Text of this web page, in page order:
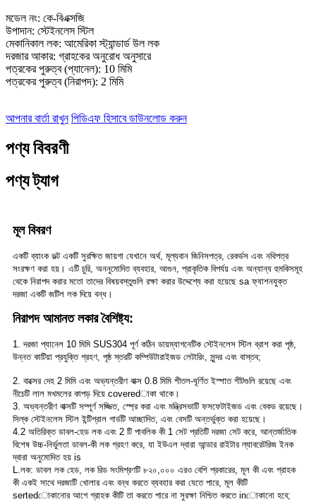
মডেল নং: কে-বিএক্সজি
উপাদান: স্টেইনলেস স্টিল
মেকানিকাল লক: আমেরিকা স্ট্যান্ডার্ড উল লক
দরজার আকার: গ্রাহকের অনুরোধ অনুসারে
পত্রকের পুরুত্ব (প্যানেল): 10 মিমি
পত্রকের পুরুত্ব (নিরাপদ): 2 মিমি
আপনার বার্তা রাখুন পিডিএফ হিসাবে ডাউনলোড করুন
পণ্য বিবরণী
পণ্য ট্যাগ
মূল বিবরণ
একটি ব্যাংক ভল্ট একটি সুরক্ষিত জায়গা যেখানে অর্থ, মূল্যবান জিনিসপত্র, রেকর্ডস এবং নথিপত্র
সংরক্ষণ করা হয়। এটি চুরি, অননুমোদিত ব্যবহার, আগুন, প্রাকৃতিক বিপর্যয় এবং অন্যান্য হুমকিসমূহ
থেকে নিরাপদ করার মতো তাদের বিষয়বস্তুগুলি রক্ষা করার উদ্দেশ্যে করা হয়েছে sa ফ্যাশনযুক্ত
দরজা একটি জটিল লক দিয়ে বন্ধ।
নিরাপদ আমানত লকার বৈশিষ্ট্য:
1. দরজা প্যানেল 10 মিমি SUS304 পূর্ণ কঠিন ডায়ম্যাগনেটিক স্টেইনলেস স্টিল ব্রাশ করা পৃষ্ঠ,
উন্নত কাটিয়া প্রযুক্তি গ্রহণ, পৃষ্ঠ স্তরটি কম্পিউটারাইজড লেটারিং, সুন্দর এবং বাস্তব;
2. বাক্সের দেহ 2 মিমি এবং অভ্যন্তরীণ বাক্স 0.8 মিমি শীতল-ঘূর্ণিত ইস্পাত শীটগুলি রয়েছে এবং
নীচেটি লাল মখমলের কাপড় দিয়ে coveredাকা থাকে।
3. অভ্যন্তরীণ বাক্সটি সম্পূর্ণ সজ্জিত, স্প্রে করা এবং মন্ত্রিসভাটি ফসফেটাইজড এবং বেকড রয়েছে।
সিল্ক স্টেইনলেস স্টিল ইন্টিগ্রাল গার্ডটি আচ্ছাদিত, এবং বেসটি অন্তর্ভুক্ত করা হয়েছে।
4.2 অতিরিক্ত ডাবল-হেড লক এবং 2 টি পাবলিক কী 1 সেট প্রতিটি দরজা সেট করে, আন্তর্জাতিক
বিশেষ উচ্চ-নির্ভুলতা ডাবল-কী লক গ্রহণ করে, যা ইউএল দ্বারা আন্ডার রাইটার ল্যাবরেটরিজ ইনক
দ্বারা অনুমোদিত হয় is
L.লক: ডাবল লক হেড, লক রিড সংমিশ্রণটি ৮২০,০০০ এরও বেশি প্রকারের, মূল কী এবং গ্রাহক
কী একই সাথে দরজাটি খোলার এবং বন্ধ করতে ব্যবহার করা যেতে পারে, মূল কীটি
sertedোকানোর আগে গ্রাহক কীটি তা করতে পারে না সুরক্ষা নিশ্চিত করতে inোকানো হবে;